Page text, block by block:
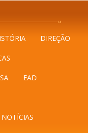
DIREÇÃO
EAD
NOTÍCIAS